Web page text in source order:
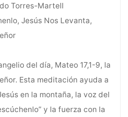
Torres-Martell
Jesús Nos Levanta,
del día, Mateo 17,1-9, la
Esta meditación ayuda a
en la montaña, la voz del
y la fuerza con la